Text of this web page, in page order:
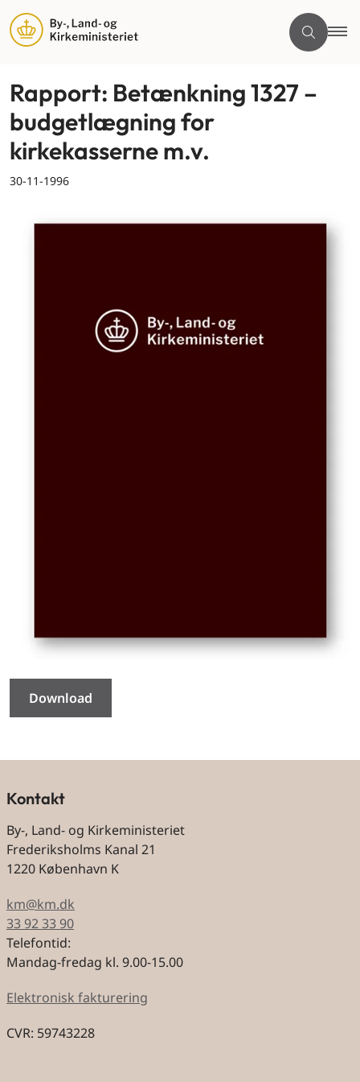
Rapport: Betænkning 1327 –
budgetlægning for
kirkekasserne m.v.
30-11-1996
Download
Kontakt
By-, Land- og Kirkeministeriet
Frederiksholms Kanal 21
1220 København K
km@km.dk
33 92 33 90
Telefontid:
Mandag-fredag kl. 9.00-15.00
Elektronisk fakturering
CVR: 59743228